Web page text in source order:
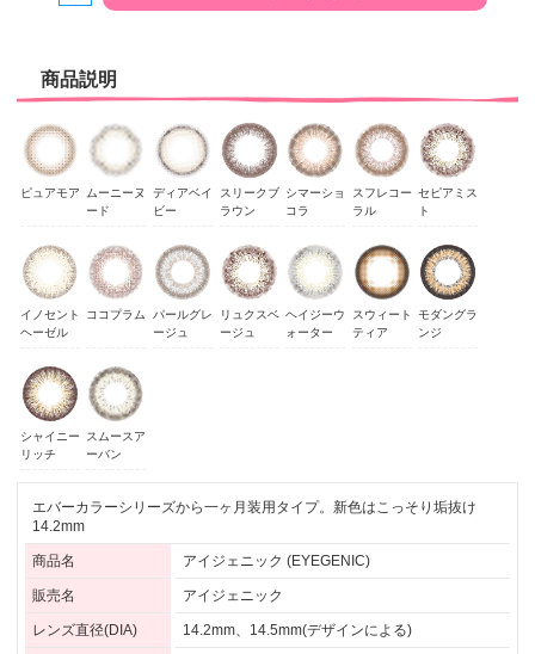
商品説明
ピュアモア ムーニーヌ
ード
ディアベイ
ビー
スリークブ
ラウン
シマーショ
コラ
スフレコー
ラル
セピアミス
ト
イノセント
ヘーゼル
ココプラム パールグレ
ージュ
リュクスベ
ージュ
ヘイジーウ
ォーター
スウィート
ティア
モダングラ
ンジ
シャイニー
リッチ
スムースア
ーバン
エバーカラーシリーズから一ヶ月装用タイプ。新色はこっそり垢抜け
14.2mm
商品名 アイジェニック (EYEGENIC)
販売名 アイジェニック
レンズ直径(DIA) 14.2mm、14.5mm(デザインによる)